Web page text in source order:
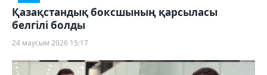
Қазақстандық боксшының қарсыласы
белгілі болды
24 маусым 2026 15:17